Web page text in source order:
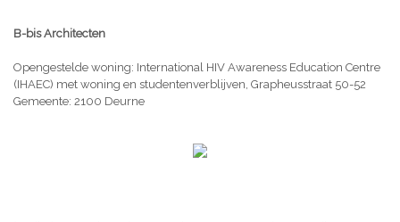
B-bis Architecten
Opengestelde woning: International HIV Awareness Education Centre
(IHAEC) met woning en studentenverblijven, Grapheusstraat 50-52
Gemeente: 2100 Deurne